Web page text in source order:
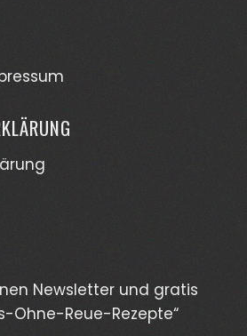
Newsletter und gratis
Ohne-Reue-Rezepte“